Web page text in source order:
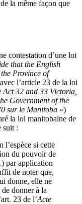
la même façon que
contestation d’une loi
that the English
Province of
l’article 23 de la loi
32 and 33 Victoria,
Government of the
sur le Manitoba »)
la loi manitobaine de
suit :
l’espèce si cette
du pouvoir de
par application
de noter que,
donne, elle ne
donner à la
23 de l’Acte